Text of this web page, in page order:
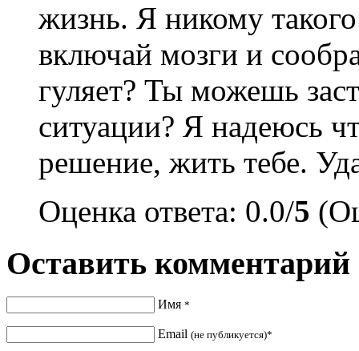
жизнь. Я никому
включай мозги и
гуляет? Ты можешь
ситуации? Я надеюсь
решение, жить тебе.
Оценка ответа: 0.0/5
Оставить комментарий
Имя *
Email (не публикуется)*